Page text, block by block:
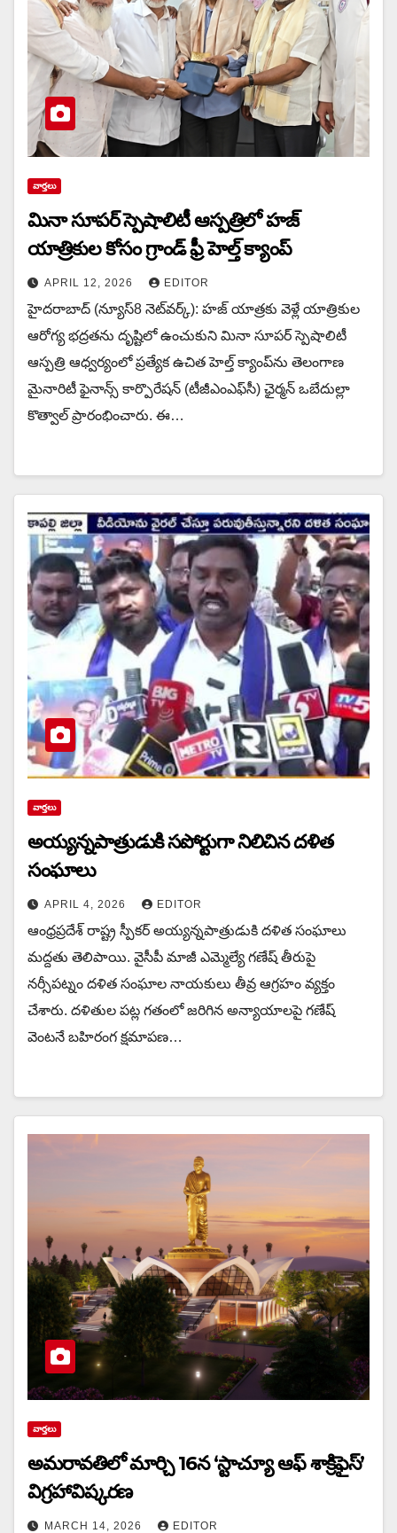
వార్త‌లు
మినా సూపర్ స్పెషాలిటీ ఆస్పత్రిలో హజ్
యాత్రికుల కోసం గ్రాండ్ ఫ్రీ హెల్త్ క్యాంప్
APRIL 12, 2026 EDITOR
హైదరాబాద్ (న్యూస్8 నెట్‌వ‌ర్క్): హజ్ యాత్రకు వెళ్లే యాత్రికుల
ఆరోగ్య భద్రతను దృష్టిలో ఉంచుకుని మినా సూపర్ స్పెషాలిటీ
ఆస్పత్రి ఆధ్వర్యంలో ప్రత్యేక ఉచిత హెల్త్ క్యాంప్‌ను తెలంగాణ
మైనారిటీ ఫైనాన్స్ కార్పొరేషన్ (టీజీఎంఎఫ్‌సీ) ఛైర్మన్ ఒబేదుల్లా
కొత్వాల్ ప్రారంభించారు. ఈ…
వార్త‌లు
అయ్య‌న్న‌పాత్రుడుకి స‌పోర్టుగా నిలిచిన‌ ద‌ళిత
సంఘాలు
APRIL 4, 2026 EDITOR
ఆంధ్ర‌ప్ర‌దేశ్ రాష్ట్ర‌ స్పీక‌ర్ అయ్య‌న్న‌పాత్రుడుకి ద‌ళిత సంఘాలు
మ‌ద్ద‌తు తెలిపాయి. వైసీపీ మాజీ ఎమ్మెల్యే గణేష్ తీరుపై
నర్సీపట్నం దళిత సంఘాల నాయకులు తీవ్ర ఆగ్రహం వ్యక్తం
చేశారు. దళితుల పట్ల గతంలో జరిగిన అన్యాయాలపై గణేష్
వెంటనే బహిరంగ క్షమాపణ…
వార్త‌లు
అమరావతిలో మార్చి 16న‌ ‘స్టాచ్యూ ఆఫ్ శాక్రిఫైస్’
విగ్రహావిష్కరణ
MARCH 14, 2026 EDITOR